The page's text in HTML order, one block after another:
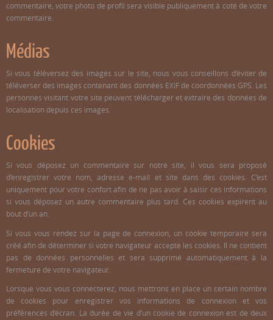
commentaire, votre photo de profil sera visible publiquement à coté de votre
commentaire.
Médias
Si vous téléversez des images sur le site, nous vous conseillons d’éviter de
téléverser des images contenant des données EXIF de coordonnées GPS. Les
personnes visitant votre site peuvent télécharger et extraire des données de
localisation depuis ces images.
Cookies
Si vous déposez un commentaire sur notre site, il vous sera proposé
d’enregistrer votre nom, adresse e-mail et site dans des cookies. C’est
uniquement pour votre confort afin de ne pas avoir à saisir ces informations
si vous déposez un autre commentaire plus tard. Ces cookies expirent au
bout d’un an.
Si vous vous rendez sur la page de connexion, un cookie temporaire sera
créé afin de déterminer si votre navigateur accepte les cookies. Il ne contient
pas de données personnelles et sera supprimé automatiquement à la
fermeture de votre navigateur.
Lorsque vous vous connecterez, nous mettrons en place un certain nombre
de cookies pour enregistrer vos informations de connexion et vos
préférences d’écran. La durée de vie d’un cookie de connexion est de deux